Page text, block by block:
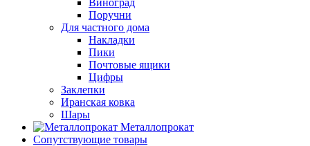
Виноград
Поручни
Для частного дома
Накладки
Пики
Почтовые ящики
Цифры
Заклепки
Иранская ковка
Шары
Металлопрокат
Сопутствующие товары